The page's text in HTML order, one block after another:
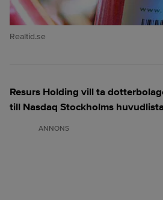
Realtid.se
Resurs Holding vill ta
till Nasdaq Stockholms
ANNONS